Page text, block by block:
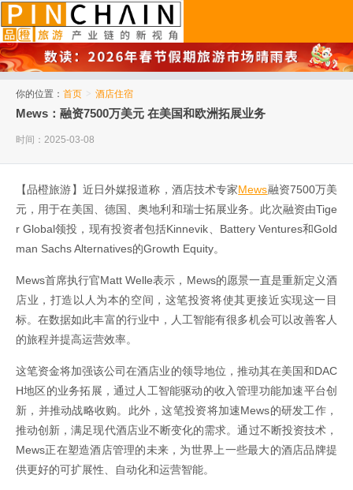
你的位置： 首页 > 酒店住宿
Mews：融资7500万美元 在美国和欧洲拓展业务
时间：2025-03-08
【品橙旅游】近日外媒报道称，酒店技术专家Mews融资7500万美
元，用于在美国、德国、奥地利和瑞士拓展业务。此次融资由Tige
r Global领投，现有投资者包括Kinnevik、Battery Ventures和Gold
man Sachs Alternatives的Growth Equity。
Mews首席执行官Matt Welle表示，Mews的愿景一直是重新定义酒
店业，打造以人为本的空间，这笔投资将使其更接近实现这一目
标。在数据如此丰富的行业中，人工智能有很多机会可以改善客人
的旅程并提高运营效率。
这笔资金将加强该公司在酒店业的领导地位，推动其在美国和DAC
H地区的业务拓展，通过人工智能驱动的收入管理功能加速平台创
新，并推动战略收购。此外，这笔投资将加速Mews的研发工作，
推动创新，满足现代酒店业不断变化的需求。通过不断投资技术，
Mews正在塑造酒店管理的未来，为世界上一些最大的酒店品牌提
供更好的可扩展性、自动化和运营智能。